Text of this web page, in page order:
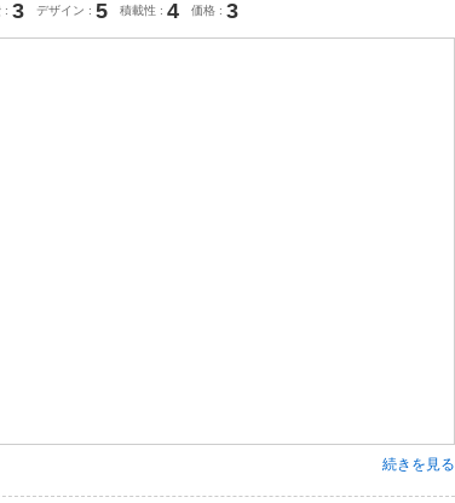
3 デザイン 5 積載性 4 価格 3
続きを見る